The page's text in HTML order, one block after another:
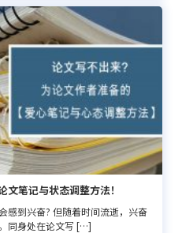
笔记与状态调整方法！
感到兴奋? 但随着时间流逝，兴奋
同身处在论文写 […]